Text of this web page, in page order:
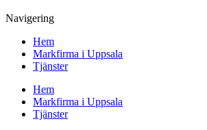
Navigering
Hem
Markfirma i Uppsala
Tjänster
Hem
Markfirma i Uppsala
Tjänster